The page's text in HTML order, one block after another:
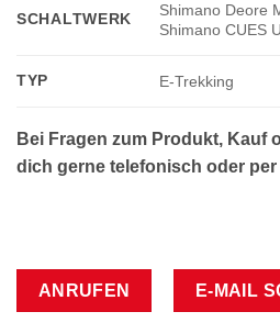
SCHALTWERK
Shimano Deore
Shimano CUES
TYP E-Trekking
Bei Fragen zum Produkt, Kauf
dich gerne telefonisch oder
ANRUFEN E-MAIL